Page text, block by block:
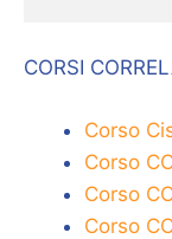
CORSI
Corso
Corso
Corso
Corso